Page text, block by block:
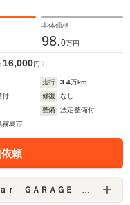
本体価格
98.0万円
16,000円
走行 3.4万km
付 修復
なし
整備
法定整備付
霧島市
頼
ＧＡＲＡＧＥ 霧島店